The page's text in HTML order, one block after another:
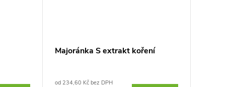
Majoránka S extrakt koření
od 234,60 Kč bez DPH